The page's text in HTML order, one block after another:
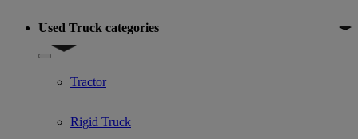
Used Truck categories
Show submenu for Used Truck categories
Tractor
Rigid Truck